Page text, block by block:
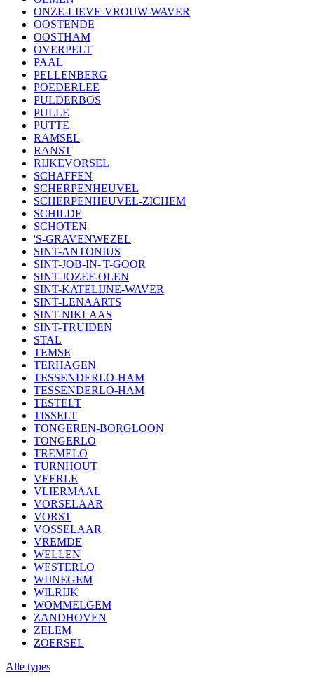
ONZE-LIEVE-VROUW-WAVER
OOSTENDE
OOSTHAM
OVERPELT
PAAL
PELLENBERG
POEDERLEE
PULDERBOS
PULLE
PUTTE
RAMSEL
RANST
RIJKEVORSEL
SCHAFFEN
SCHERPENHEUVEL
SCHERPENHEUVEL-ZICHEM
SCHILDE
SCHOTEN
'S-GRAVENWEZEL
SINT-ANTONIUS
SINT-JOB-IN-'T-GOOR
SINT-JOZEF-OLEN
SINT-KATELIJNE-WAVER
SINT-LENAARTS
SINT-NIKLAAS
SINT-TRUIDEN
STAL
TEMSE
TERHAGEN
TESSENDERLO-HAM
TESSENDERLO-HAM
TESTELT
TISSELT
TONGEREN-BORGLOON
TONGERLO
TREMELO
TURNHOUT
VEERLE
VLIERMAAL
VORSELAAR
VORST
VOSSELAAR
VREMDE
WELLEN
WESTERLO
WIJNEGEM
WILRIJK
WOMMELGEM
ZANDHOVEN
ZELEM
ZOERSEL
Alle types